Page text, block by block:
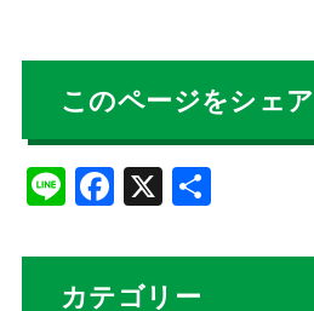
このページをシェア
Li
n
e
F
a
c
X 共
カテゴリー